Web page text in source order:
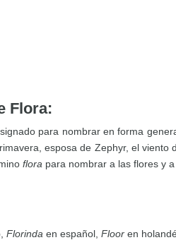
Flora:
para nombrar en forma
esposa de Zephyr, el
flora para nombrar a las flores y
Florinda en español, Floor en